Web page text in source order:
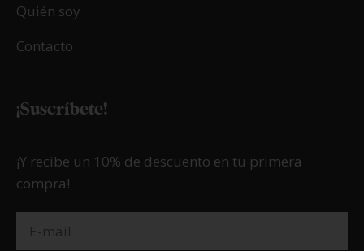
Quién soy
Contacto
¡Suscríbete!
¡Y recibe un 10% de descuento en tu primera
compra!